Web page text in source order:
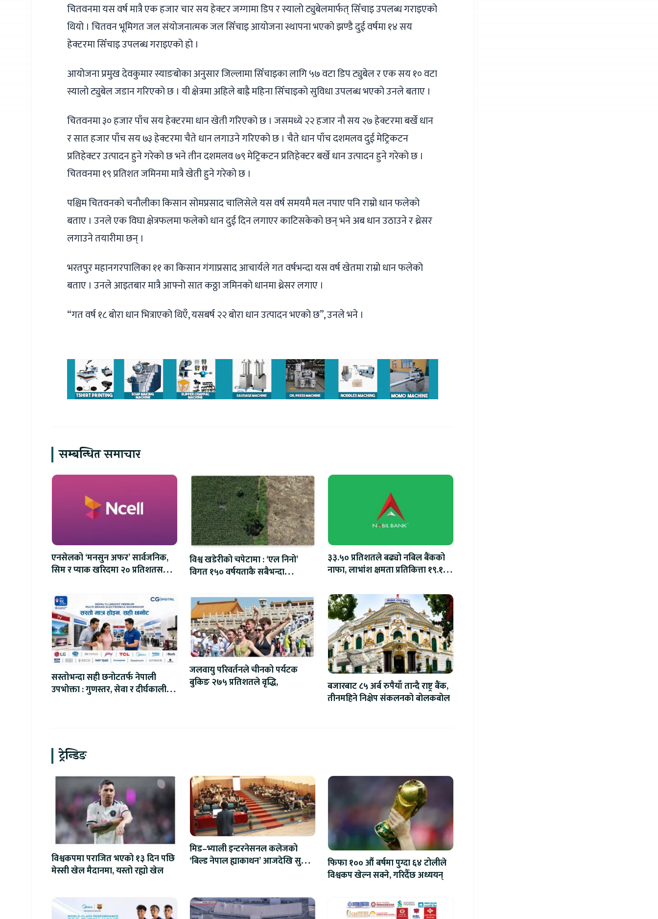
चितवनमा यस वर्ष मात्रै एक हजार चार सय हेक्टर जग्गामा डिप र स्यालो ट्युबेलमार्फत् सिँचाइ उपलब्ध गराइएको
थियो । चितवन भूमिगत जल संयोजनात्मक जल सिँचाइ आयोजना स्थापना भएको झण्डै दुई वर्षमा १४ सय
हेक्टरमा सिँचाइ उपलब्ध गराइएको हो ।
आयोजना प्रमुख देवकुमार स्याङबोका अनुसार जिल्लामा सिँचाइका लागि ५७ वटा डिप ट्युबेल र एक सय १० वटा
स्यालो ट्युबेल जडान गरिएको छ । यी क्षेत्रमा अहिले बाह्रै महिना सिँचाइको सुविधा उपलब्ध भएको उनले बताए ।
चितवनमा ३० हजार पाँच सय हेक्टरमा धान खेती गरिएको छ । जसमध्ये २२ हजार नौ सय २७ हेक्टरमा बर्खे धान
र सात हजार पाँच सय ७३ हेक्टरमा चैते धान लगाउने गरिएको छ । चैते धान पाँच दशमलव दुई मेट्रिकटन
प्रतिहेक्टर उत्पादन हुने गरेको छ भने तीन दशमलव ७९ मेट्रिकटन प्रतिहेक्टर बर्खे धान उत्पादन हुने गरेको छ ।
चितवनमा १९ प्रतिशत जमिनमा मात्रै खेती हुने गरेको छ ।
पश्चिम चितवनको चनौलीका किसान सोमप्रसाद चालिसेले यस वर्ष समयमै मल नपाए पनि राम्रो धान फलेको
बताए । उनले एक विघा क्षेत्रफलमा फलेको धान दुई दिन लगाएर काटिसकेको छन् भने अब धान उठाउने र थ्रेसर
लगाउने तयारीमा छन् ।
भरतपुर महानगरपालिका ११ का किसान गंगाप्रसाद आचार्यले गत वर्षभन्दा यस वर्ष खेतमा राम्रो धान फलेको
बताए । उनले आइतबार मात्रै आफ्नो सात कठ्ठा जमिनको धानमा थ्रेसर लगाए ।
“गत वर्ष १८ बोरा धान भित्राएको थिएँ, यसबर्ष २२ बोरा धान उत्पादन भएको छ”, उनले भने ।
सम्बन्धित समाचार
एनसेलको ‘मनसुन अफर’ सार्वजनिक,
सिम र प्याक खरिदमा २० प्रतिशतसम्म
विश्व खडेरीको चपेटामा : ‘एल निनो’
विगत १५० वर्षयताकै सबैभन्दा
३३.५० प्रतिशतले बढ्यो नबिल बैंकको
नाफा, लाभांश क्षमता प्रतिकित्ता १९.१०
सस्तोभन्दा सही छनोटतर्फ नेपाली
उपभोक्ता : गुणस्तर, सेवा र दीर्घकालीन
जलवायु परिवर्तनले चीनको पर्यटक
बुकिङ २७५ प्रतिशतले वृद्धि,
बजारबाट ८५ अर्ब रुपैयाँ तान्दै राष्ट्र बैंक,
तीनमहिने निक्षेप संकलनको बोलकबोल
ट्रेन्डिङ
विश्वकपमा पराजित भएको १३ दिन पछि
मेस्सी खेल मैदानमा, यस्तो रह्यो खेल
मिड–भ्याली इन्टरनेसनल कलेजको
‘बिल्ड नेपाल ह्याकाथन’ आजदेखि सुरु,
फिफा १०० औं बर्षमा पुग्दा ६४ टोलीले
विश्वकप खेल्न सक्ने, गरिदैँछ अध्ययन्